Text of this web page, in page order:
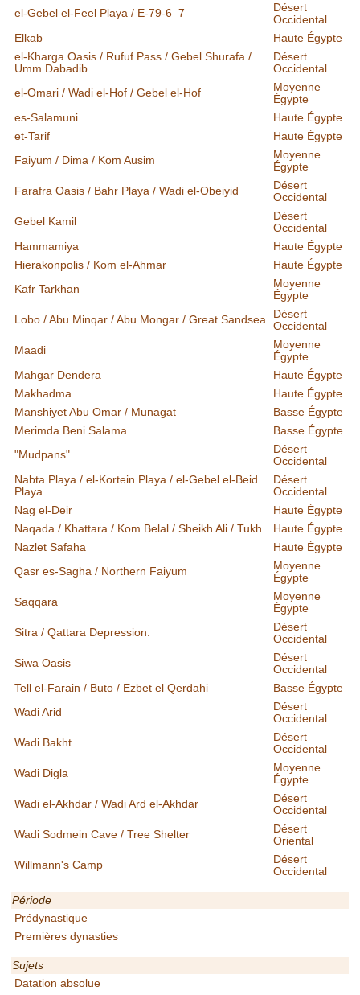
el-Gebel el-Feel Playa / E-79-6_7
Désert
Occidental
Elkab
Haute Égypte
el-Kharga Oasis / Rufuf Pass / Gebel Shurafa /
Umm Dabadib
Désert
Occidental
el-Omari / Wadi el-Hof / Gebel el-Hof
Moyenne
Égypte
es-Salamuni
Haute Égypte
et-Tarif
Haute Égypte
Faiyum / Dima / Kom Ausim
Moyenne
Égypte
Farafra Oasis / Bahr Playa / Wadi el-Obeiyid
Désert
Occidental
Gebel Kamil
Désert
Occidental
Hammamiya
Haute Égypte
Hierakonpolis / Kom el-Ahmar
Haute Égypte
Kafr Tarkhan
Moyenne
Égypte
Lobo / Abu Minqar / Abu Mongar / Great Sandsea
Désert
Occidental
Maadi
Moyenne
Égypte
Mahgar Dendera
Haute Égypte
Makhadma
Haute Égypte
Manshiyet Abu Omar / Munagat
Basse Égypte
Merimda Beni Salama
Basse Égypte
"Mudpans"
Désert
Occidental
Nabta Playa / el-Kortein Playa / el-Gebel el-Beid
Playa
Désert
Occidental
Nag el-Deir
Haute Égypte
Naqada / Khattara / Kom Belal / Sheikh Ali / Tukh
Haute Égypte
Nazlet Safaha
Haute Égypte
Qasr es-Sagha / Northern Faiyum
Moyenne
Égypte
Saqqara
Moyenne
Égypte
Sitra / Qattara Depression.
Désert
Occidental
Siwa Oasis
Désert
Occidental
Tell el-Farain / Buto / Ezbet el Qerdahi
Basse Égypte
Wadi Arid
Désert
Occidental
Wadi Bakht
Désert
Occidental
Wadi Digla
Moyenne
Égypte
Wadi el-Akhdar / Wadi Ard el-Akhdar
Désert
Occidental
Wadi Sodmein Cave / Tree Shelter
Désert
Oriental
Willmann's Camp
Désert
Occidental
Période
Prédynastique
Premières dynasties
Sujets
Datation absolue